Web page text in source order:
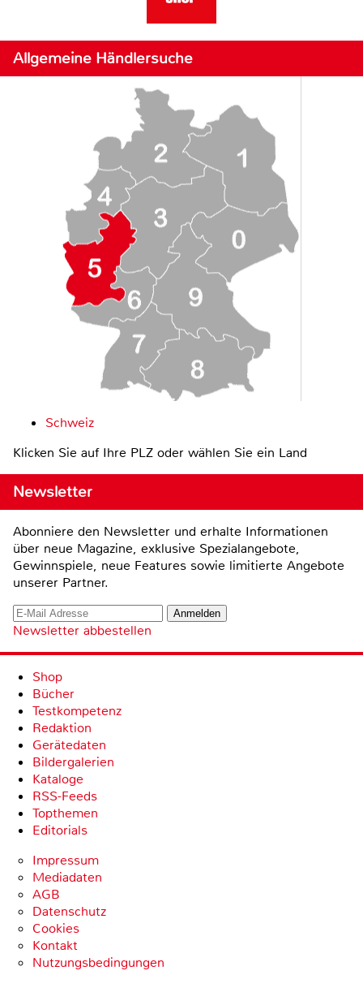
Allgemeine Händlersuche
Schweiz
Klicken Sie auf Ihre PLZ oder wählen Sie ein Land
Newsletter
Abonniere den Newsletter und erhalte Informationen
über neue Magazine, exklusive Spezialangebote,
Gewinnspiele, neue Features sowie limitierte Angebote
unserer Partner.
Newsletter abbestellen
Shop
Bücher
Testkompetenz
Redaktion
Gerätedaten
Bildergalerien
Kataloge
RSS-Feeds
Topthemen
Editorials
Impressum
Mediadaten
AGB
Datenschutz
Cookies
Kontakt
Nutzungsbedingungen